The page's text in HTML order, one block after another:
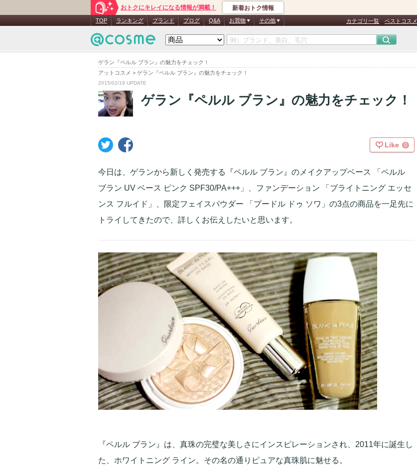
ゲラン『ペルル ブラン』の魅力をチェック！
アットコスメ > ゲラン『ペルル ブラン』の魅力をチェック！
おトクにキレイになる情報が満載！ 新着おトク情報
TOP ランキング ブランド ブログ Q&A お買物 その他 カテゴリ一覧 ベストコスメ
2015/02/19 UPDATE
ゲラン『ペルル ブラン』の魅力をチェック！
Like 0
今日は、ゲランから新しく発売する『ペルル ブラン』のメイクアップベース 「ペルル
ブラン UV ベース ピンク SPF30/PA+++」、ファンデーション 「ブライトニング エッセ
ンス フルイド」、限定フェイスパウダー 「プードル ドゥ ソワ」の3点の商品を一足先に
トライしてきたので、詳しくお伝えしたいと思います。
『ペルル ブラン』は、真珠の完璧な美しさにインスピレーションされ、2011年に誕生し
た、ホワイトニング ライン。その名の通りピュアな真珠肌に魅せる。